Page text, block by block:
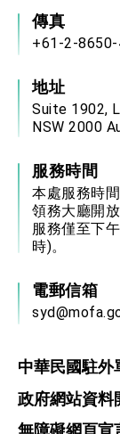
傳真
+61-2-8650-
地址
Suite 1902,
NSW 2000
服務時間
本處服務時
領務大廳開
服務僅至下
時)。
電郵信箱
中華民國駐外
政府網站資料
無障礙網頁宣